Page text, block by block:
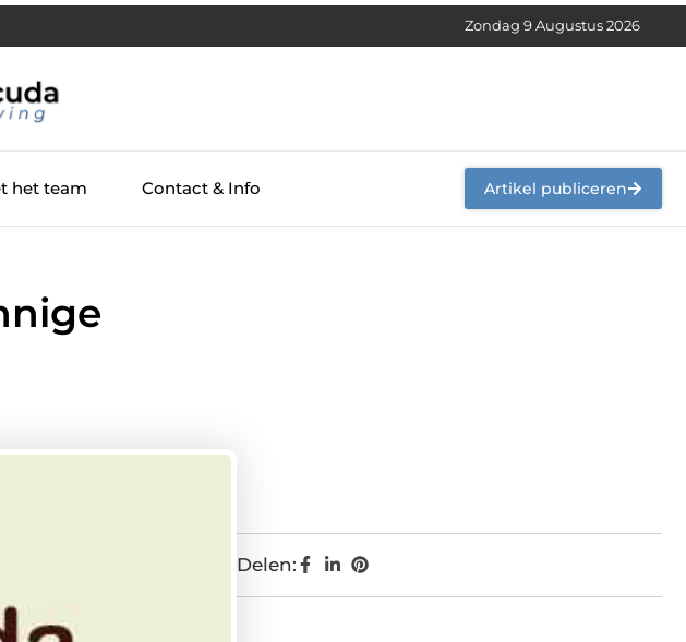
Zondag 9 Augustus 2026
het team Contact & Info Artikel publiceren
Delen: